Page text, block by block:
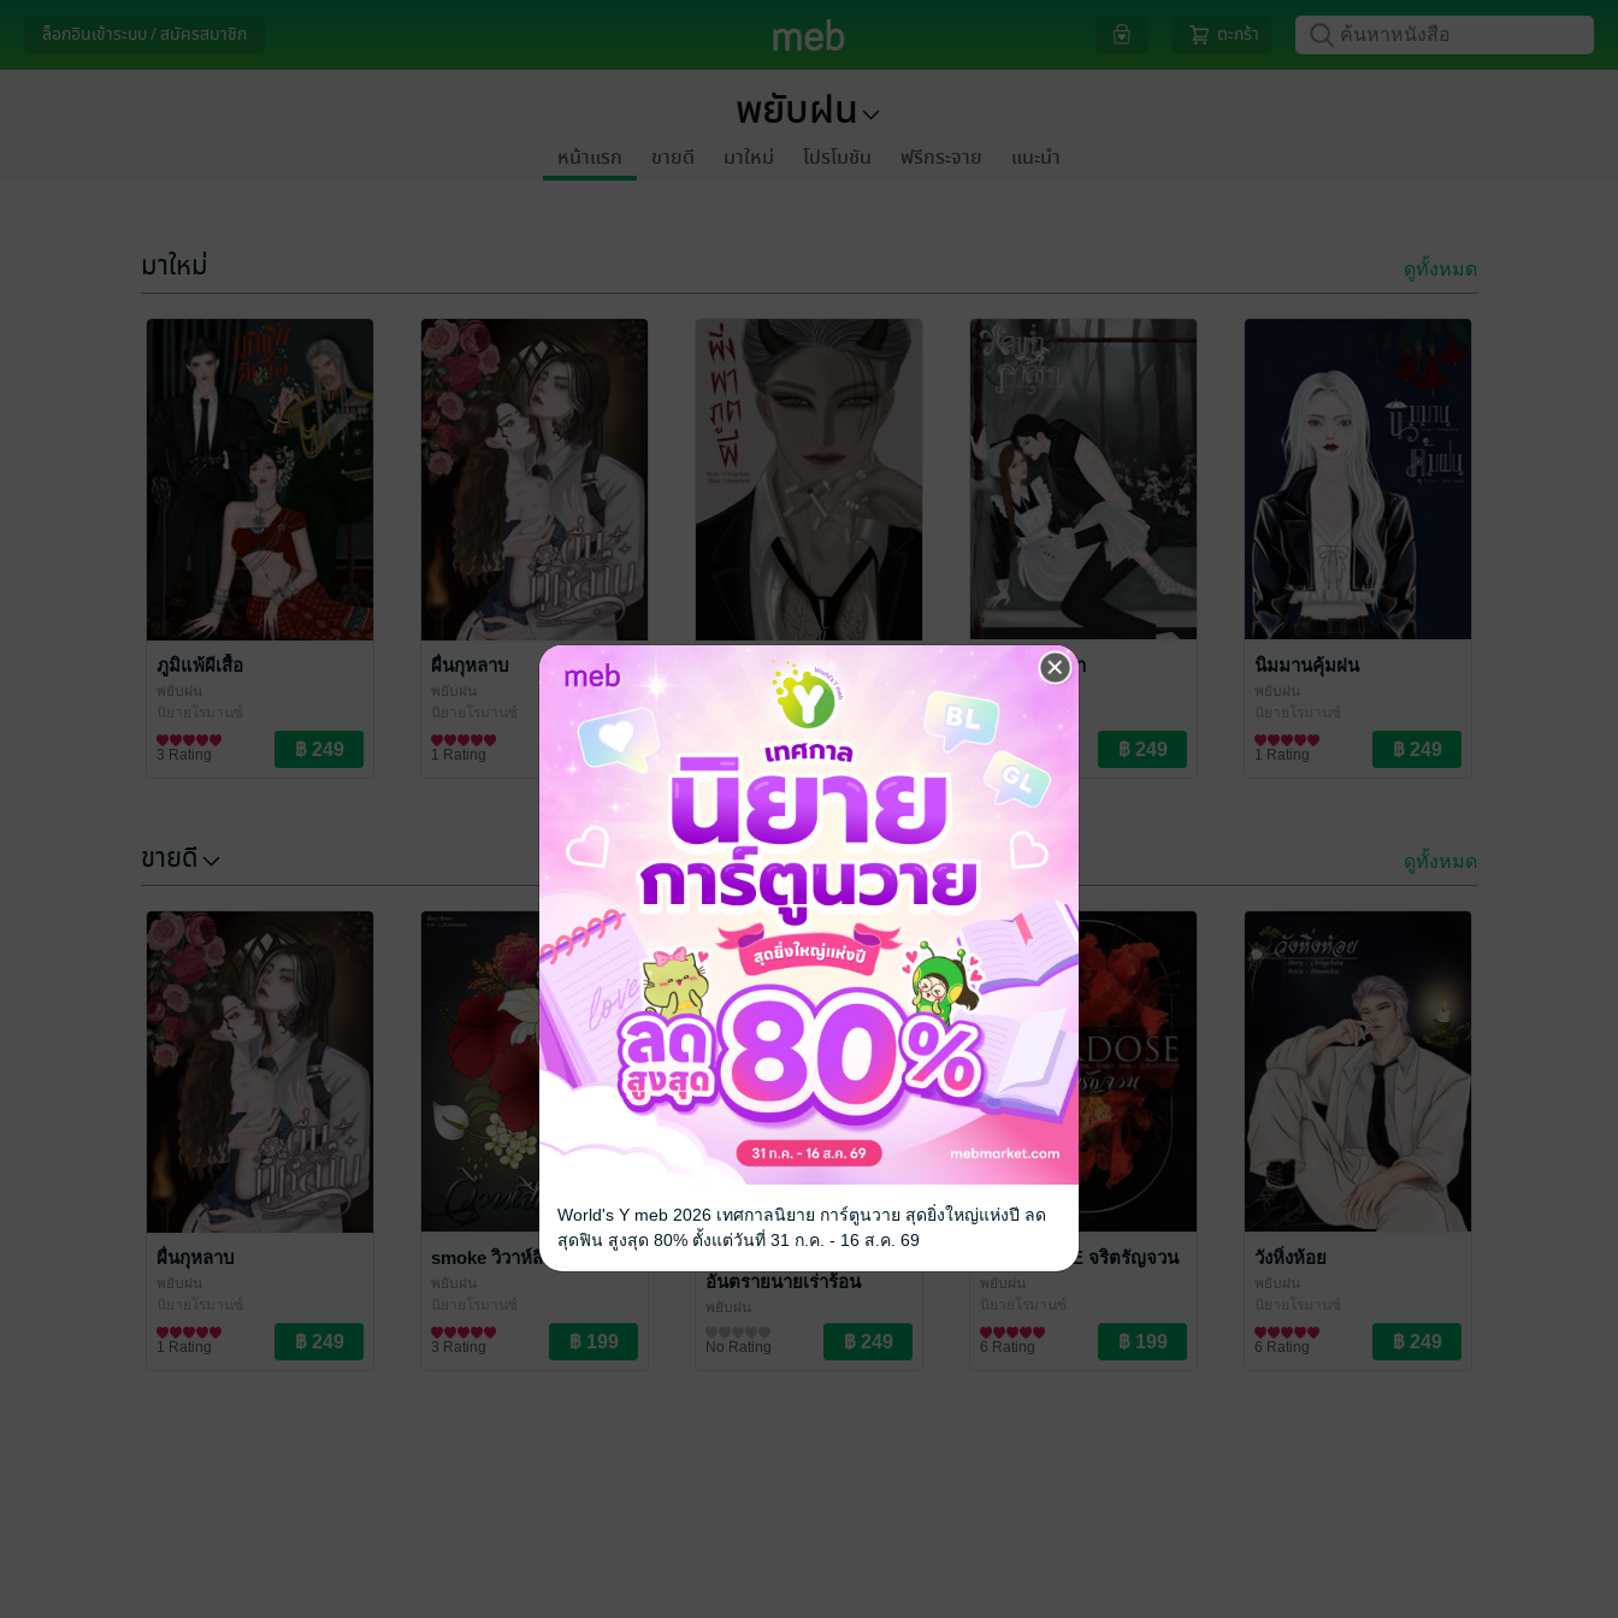
ล็อกอินเข้าระบบ / สมัครสมาชิก ตะกร้า
พยับฝน
หน้าแรก ขายดี มาใหม่ โปรโมชัน ฟรีกระจาย แนะนำ
มาใหม่ ดูทั้งหมด
ภูมิแพ้ผีเสื้อ
พยับฝน
นิยายโรมานซ์
3 Rating
ผื่นกุหลาบ
พยับฝน
นิยายโรมานซ์
1 Rating
พึ่งพาภูตผี
นิยายโรมานซ์
No Rating
พลบค่ำร่ำสุรา
นิยายโรมานซ์
2 Rating
นิมมานคุ้มฝน
พยับฝน
นิยายโรมานซ์
1 Rating
ขายดี ดูทั้งหมด
ผื่นกุหลาบ
พยับฝน
นิยายโรมานซ์
1 Rating
smoke วิวาห์สีควันบุหรี่
พยับฝน
นิยายโรมานซ์
3 Rating
อันตรายนายเร่าร้อน
พยับฝน
No Rating
OVERDOSE จริตรัญจวน
พยับฝน
นิยายโรมานซ์
6 Rating
วังหิ่งห้อย
พยับฝน
นิยายโรมานซ์
6 Rating
World's Y meb 2026 เทศกาลนิยาย การ์ตูนวาย สุดยิ่งใหญ่แห่งปี ลด
สุดฟิน สูงสุด 80% ตั้งแต่วันที่ 31 ก.ค. - 16 ส.ค. 69